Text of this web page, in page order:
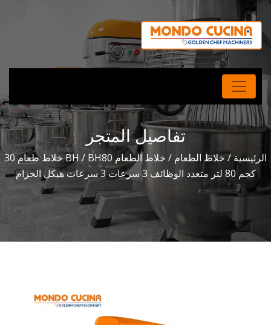
تفاصيل المتجر
الرئيسية/خلاط الطعام / خلاط الطعام BH
/ BH80 خلاط طعام 30
كجم 80 لتر متعدد الوظائف 3 سرعات 3 سرعات هيكل الحزام